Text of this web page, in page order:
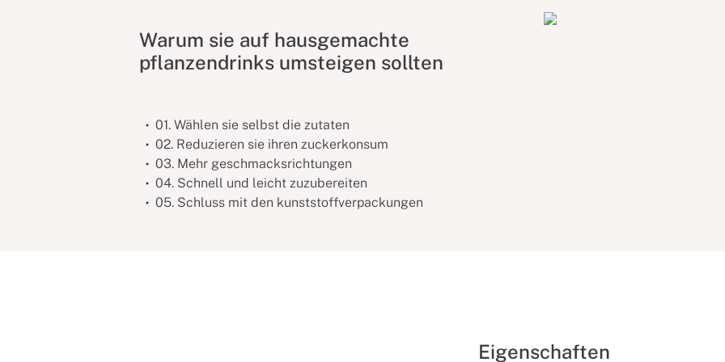
Warum sie auf hausgemachte
pflanzendrinks umsteigen sollten
01. Wählen sie selbst die zutaten
02. Reduzieren sie ihren zuckerkonsum
03. Mehr geschmacksrichtungen
04. Schnell und leicht zuzubereiten
05. Schluss mit den kunststoffverpackungen
Eigenschaften